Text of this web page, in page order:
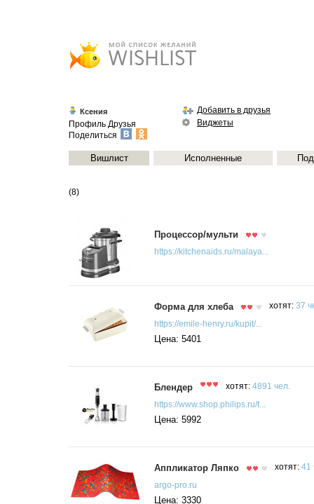
Ксения
Профиль Друзья
Поделиться
Добавить в друзья
Виджеты
Вишлист Исполненные
(8)
Процессор/мульти
https://kitchenaids.ru/malaya...
Форма для хлеба хотят: 37
https://emile-henry.ru/kupit/...
Цена: 5401
Блендер хотят: 4891 чел.
https://www.shop.philips.ru/t...
Цена: 5992
Аппликатор Ляпко хотят: 41
argo-pro.ru
Цена: 3330